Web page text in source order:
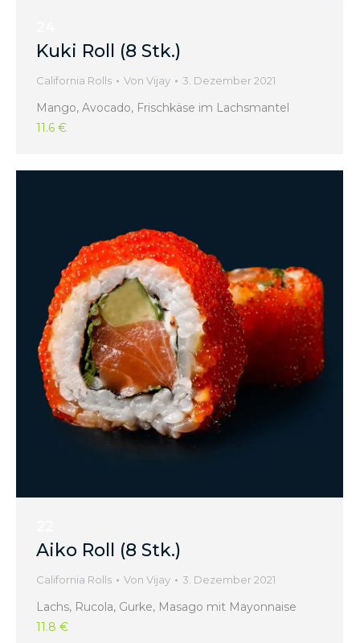
Kuki Roll (8 Stk.)
California Rolls Von Vijay 3. Dezember 2021
Mango, Avocado, Frischkäse im Lachsmantel
11.6 €
Aiko Roll (8 Stk.)
California Rolls Von Vijay 3. Dezember 2021
Lachs, Rucola, Gurke, Masago mit Mayonnaise
11.8 €